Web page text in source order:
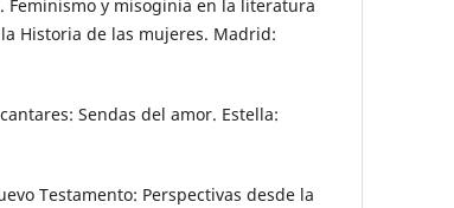
Feminismo y misoginia en la literatura
Historia de las mujeres. Madrid:
Sendas del amor. Estella:
Testamento: Perspectivas desde la